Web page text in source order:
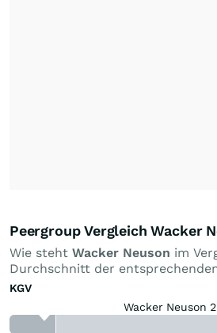
Peergroup Vergleich Wacker
Wie steht Wacker Neuson im
Durchschnitt der
KGV
Wacker Neuson